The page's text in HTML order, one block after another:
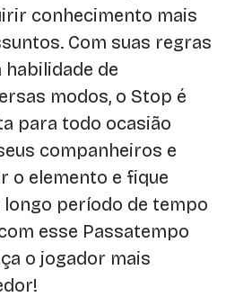
conhecimento mais
Com suas regras
habilidade de
modos, o Stop é
para todo ocasião
companheiros e
o elemento e fique
período de tempo
esse Passatempo
o jogador mais